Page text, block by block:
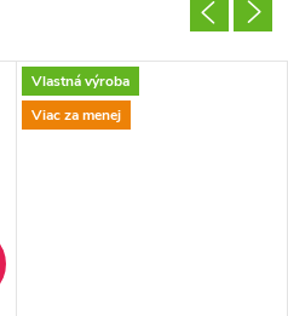
Vlastná výroba
Viac za menej